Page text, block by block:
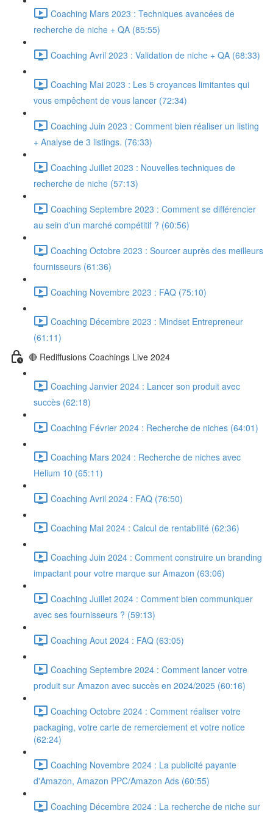
Coaching Mars 2023 : Techniques avancées de
recherche de niche + QA (85:55)
Coaching Avril 2023 : Validation de niche + QA (68:33)
Coaching Mai 2023 : Les 5 croyances limitantes qui
vous empêchent de vous lancer (72:34)
Coaching Juin 2023 : Comment bien réaliser un listing
+ Analyse de 3 listings. (76:33)
Coaching Juillet 2023 : Nouvelles techniques de
recherche de niche (57:13)
Coaching Septembre 2023 : Comment se différencier
au sein d'un marché compétitif ? (60:56)
Coaching Octobre 2023 : Sourcer auprès des meilleurs
fournisseurs (61:36)
Coaching Novembre 2023 : FAQ (75:10)
Coaching Décembre 2023 : Mindset Entrepreneur
(61:11)
🔴 Rediffusions Coachings Live 2024
Coaching Janvier 2024 : Lancer son produit avec
succès (62:18)
Coaching Février 2024 : Recherche de niches (64:01)
Coaching Mars 2024 : Recherche de niches avec
Helium 10 (65:11)
Coaching Avril 2024 : FAQ (76:50)
Coaching Mai 2024 : Calcul de rentabilité (62:36)
Coaching Juin 2024 : Comment construire un branding
impactant pour votre marque sur Amazon (63:06)
Coaching Juillet 2024 : Comment bien communiquer
avec ses fournisseurs ? (59:13)
Coaching Aout 2024 : FAQ (63:05)
Coaching Septembre 2024 : Comment lancer votre
produit sur Amazon avec succès en 2024/2025 (60:16)
Coaching Octobre 2024 : Comment réaliser votre
packaging, votre carte de remerciement et votre notice
(62:24)
Coaching Novembre 2024 : La publicité payante
d'Amazon, Amazon PPC/Amazon Ads (60:55)
Coaching Décembre 2024 : La recherche de niche sur